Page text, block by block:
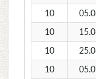
10
10
10
10